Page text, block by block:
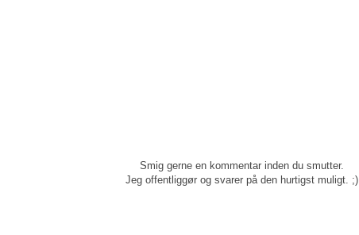
Smig gerne en kommentar inden du smutter.
Jeg offentliggør og svarer på den hurtigst muligt. ;)